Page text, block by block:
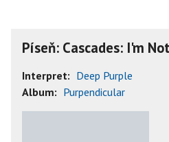
Píseň: Cascades: I'm
Interpret: Deep Purple
Album: Purpendicular